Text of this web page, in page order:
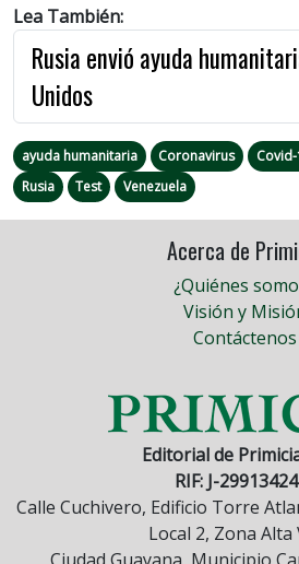
Lea También:
Rusia envió ayuda
Unidos
ayuda humanitaria Coronavirus
Rusia
Test Venezuela
Acerca de
¿Quiénes
Visión y
Contáctenos
Editorial de
RIF: J-
Calle Cuchivero, Edificio Torre
Local 2, Zona Alta